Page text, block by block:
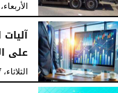
الأربعاء، 22 أبريل 2026
على
الثلاثاء، 7 أبريل 2026